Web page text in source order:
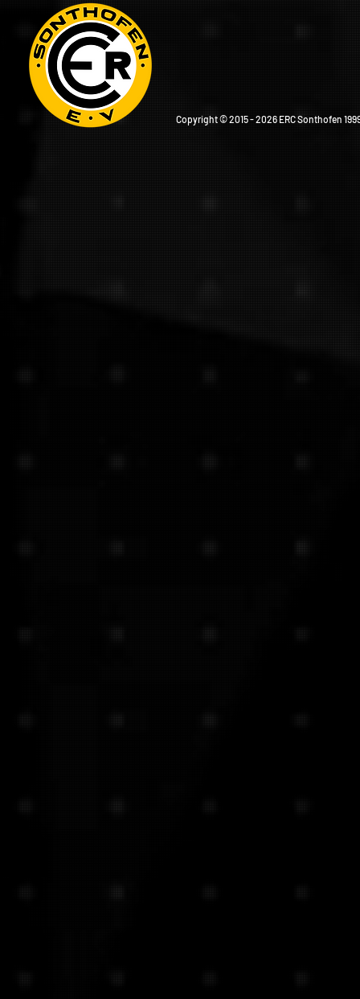
Copyright © 2015 - 2026 ERC Sonthofen